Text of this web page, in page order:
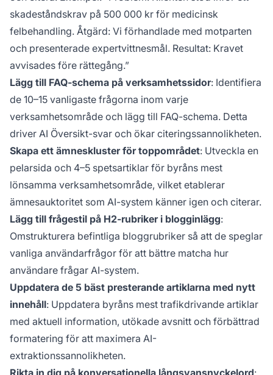
skadeståndskrav på 500 000 kr för medicinsk
felbehandling. Åtgärd: Vi förhandlade med motparten
och presenterade expertvittnesmål. Resultat: Kravet
avvisades före rättegång.”
Lägg till FAQ-schema på verksamhetssidor: Identifiera
de 10–15 vanligaste frågorna inom varje
verksamhetsområde och lägg till FAQ-schema. Detta
driver AI Översikt-svar och ökar citeringssannolikheten.
Skapa ett ämneskluster för toppområdet: Utveckla en
pelarsida och 4–5 spetsartiklar för byråns mest
lönsamma verksamhetsområde, vilket etablerar
ämnesauktoritet som AI-system känner igen och citerar.
Lägg till frågestil på H2-rubriker i blogginlägg:
Omstrukturera befintliga bloggrubriker så att de speglar
vanliga användarfrågor för att bättre matcha hur
användare frågar AI-system.
Uppdatera de 5 bäst presterande artiklarna med nytt
innehåll: Uppdatera byråns mest trafikdrivande artiklar
med aktuell information, utökade avsnitt och förbättrad
formatering för att maximera AI-
extraktionssannolikheten.
Rikta in dig på konversationella långsvansnyckelord: